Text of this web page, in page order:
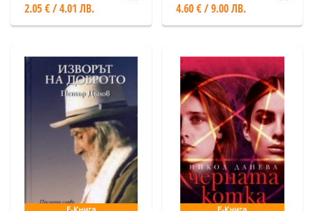
2.05 € / 4.01 ЛВ. 4.60 € / 9.00 ЛВ.